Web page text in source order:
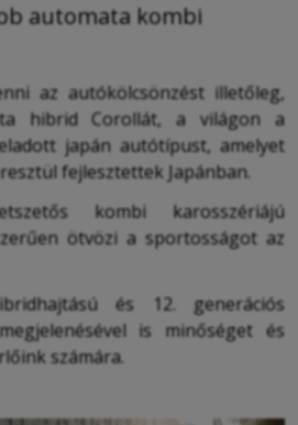
automata kombi
az autókölcsönzést illetőleg,
hibrid Corollát, a világon a
japán autótípust, amelyet
fejlesztettek Japánban.
kombi karosszériájú
ötvözi a sportosságot az
és 12. generációs
is minőséget és
számára.